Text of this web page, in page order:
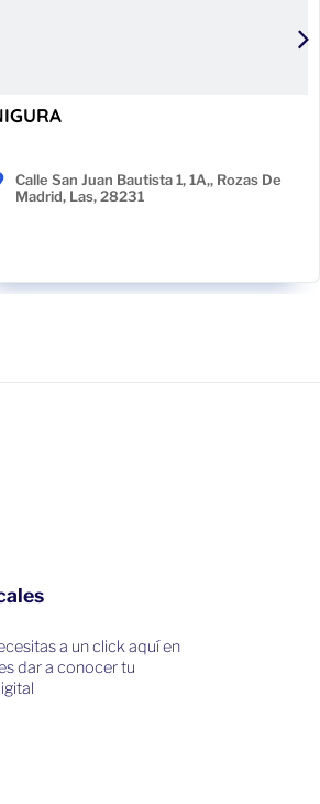
Calle San Juan Bautista 1, 1A,, Rozas De
Madrid, Las, 28231
a un click aquí en
dar a conocer tu